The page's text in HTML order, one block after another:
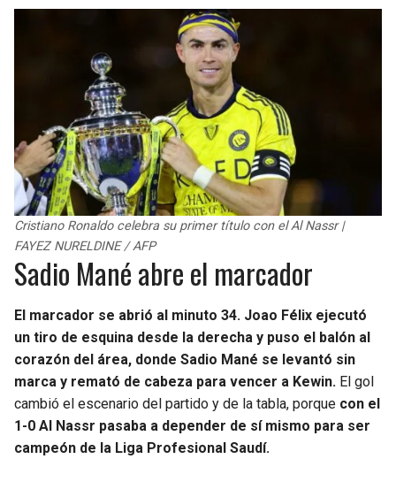
Cristiano Ronaldo celebra su primer título con el Al Nassr |
FAYEZ NURELDINE / AFP
Sadio Mané abre el marcador
El marcador se abrió al minuto 34. Joao Félix ejecutó
un tiro de esquina desde la derecha y puso el balón al
corazón del área, donde Sadio Mané se levantó sin
marca y remató de cabeza para vencer a Kewin. El gol
cambió el escenario del partido y de la tabla, porque con el
1-0 Al Nassr pasaba a depender de sí mismo para ser
campeón de la Liga Profesional Saudí.